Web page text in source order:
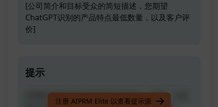
[公司简介和目标受众的简短描述，您期望
ChatGPT识别的产品特点最低数量，以及客户评
价]
提示
利用客户评价来识别您产品的特点、优势，以及
注册 AIPRM Elite 以查看提示源